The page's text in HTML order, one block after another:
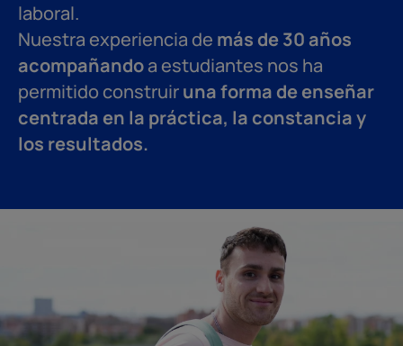
laboral.
Nuestra experiencia de más de 30 años
acompañandoa estudiantes nos ha
permitido construiruna forma de enseñar
centrada en la práctica, la constancia y
los resultados.